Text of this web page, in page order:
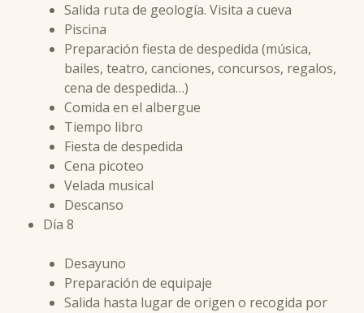
Salida ruta de geología. Visita a cueva
Piscina
Preparación fiesta de despedida (música,
bailes, teatro, canciones, concursos, regalos,
cena de despedida…)
Comida en el albergue
Tiempo libro
Fiesta de despedida
Cena picoteo
Velada musical
Descanso
Día 8
Desayuno
Preparación de equipaje
Salida hasta lugar de origen o recogida por